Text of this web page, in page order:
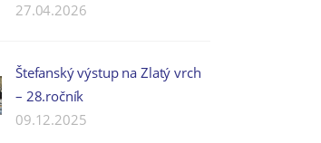
27.04.2026
Štefanský výstup na Zlatý vrch
– 28.ročník
09.12.2025